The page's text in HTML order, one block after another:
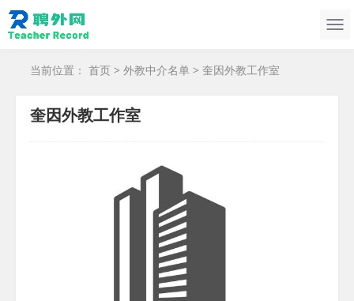
当前位置： 首页 > 外教中介名单 > 奎因外教工作室
奎因外教工作室